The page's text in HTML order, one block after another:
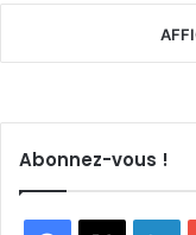
Abonnez-vous !